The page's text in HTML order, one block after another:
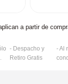
a partir de
- Despacho y
Retiro Gratis
- Al